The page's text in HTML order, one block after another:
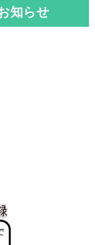
知らせ